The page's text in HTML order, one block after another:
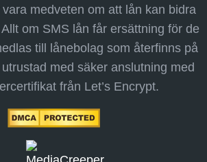
medveten om att lån kan bidra
om SMS lån får ersättning för de
till lånebolag som återfinns på
med säker anslutning med
från Let’s Encrypt.